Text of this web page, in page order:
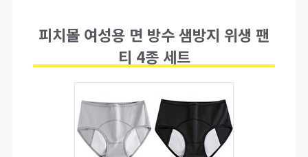
피치몰 여성용 면 방수 샘방지 위생 팬
티 4종 세트